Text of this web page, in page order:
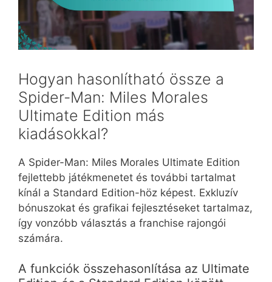
Hogyan hasonlítható össze a
Spider-Man: Miles Morales
Ultimate Edition más
kiadásokkal?
A Spider-Man: Miles Morales Ultimate Edition
fejlettebb játékmenetet és további tartalmat
kínál a Standard Edition-höz képest. Exkluzív
bónuszokat és grafikai fejlesztéseket tartalmaz,
így vonzóbb választás a franchise rajongói
számára.
A funkciók összehasonlítása az Ultimate